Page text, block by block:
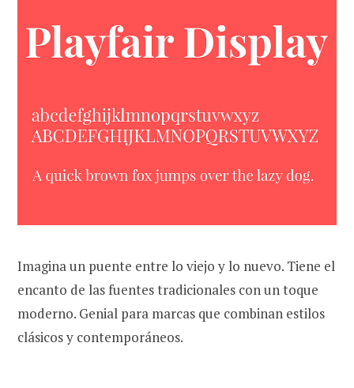
Imagina un puente entre lo viejo y lo nuevo. Tiene el
encanto de las fuentes tradicionales con un toque
moderno. Genial para marcas que combinan estilos
clásicos y contemporáneos.